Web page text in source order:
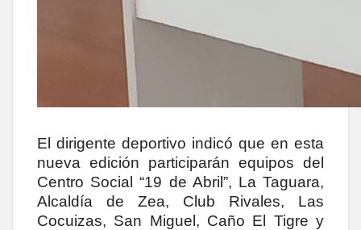
El dirigente deportivo indicó que en esta
nueva edición participarán equipos del
Centro Social “19 de Abril”, La Taguara,
Alcaldía de Zea, Club Rivales, Las
Cocuizas, San Miguel, Caño El Tigre y